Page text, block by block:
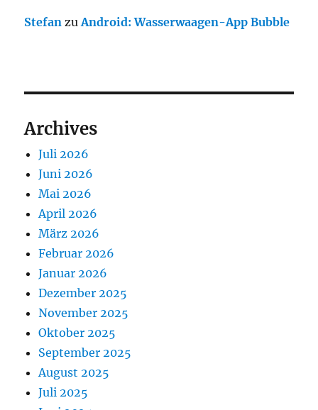
Stefan zuAndroid: Wasserwaagen-App Bubble
Archives
Juli 2026
Juni 2026
Mai 2026
April 2026
März 2026
Februar 2026
Januar 2026
Dezember 2025
November 2025
Oktober 2025
September 2025
August 2025
Juli 2025